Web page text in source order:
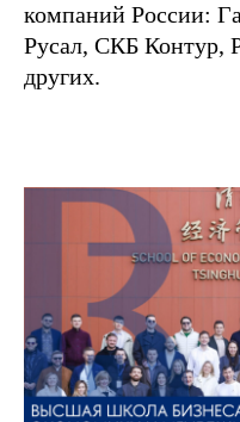
компаний России:
Русал, СКБ Контур,
других.